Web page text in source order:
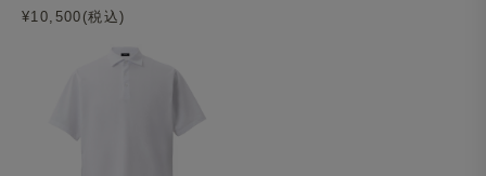
¥10,500(税込)